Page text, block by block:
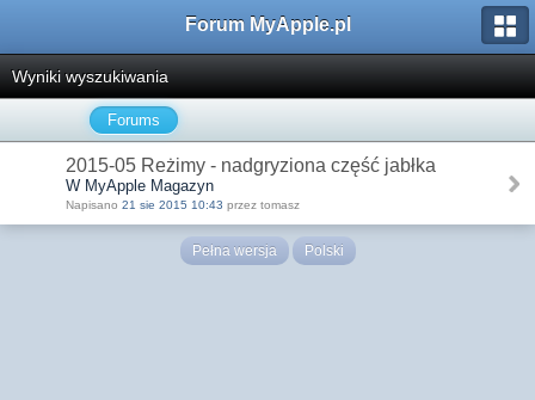
Forum MyApple.pl
Wyniki wyszukiwania
Forums
2015-05 Reżimy - nadgryziona część jabłka
W MyApple Magazyn
Napisano 21 sie 2015 10:43 przez tomasz
Pełna wersja Polski